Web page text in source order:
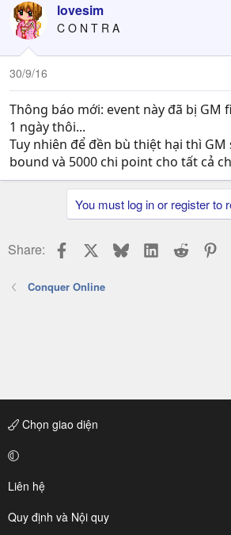
lovesim
C O N T R A
30/9/16
Thông báo mới: event này đã bị GM
1 ngày thôi...
Tuy nhiên để đền bù thiệt hại thì GM
bound và 5000 chi point cho tất cả
You must log in or register to
Share: Facebook BlueskyLinkedIn
Reddit
Conquer Online
Chọn giao diện
Liên hệ
Quy định và Nội quy